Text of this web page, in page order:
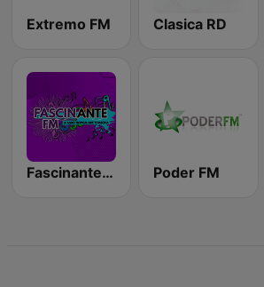
Extremo FM Clasica RD
Fascinante FM Poder FM